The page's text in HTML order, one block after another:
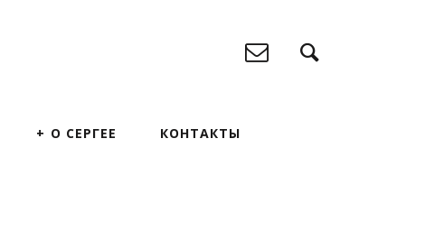
О СЕРГЕЕ КОНТАКТЫ